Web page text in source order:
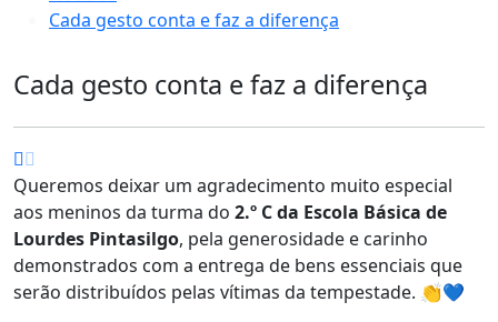
Cada gesto conta e faz a diferença
Cada gesto conta e faz a diferença
Queremos deixar um agradecimento muito especial
aos meninos da turma do 2.º C da Escola Básica de
Lourdes Pintasilgo, pela generosidade e carinho
demonstrados com a entrega de bens essenciais que
serão distribuídos pelas vítimas da tempestade. 👏💙